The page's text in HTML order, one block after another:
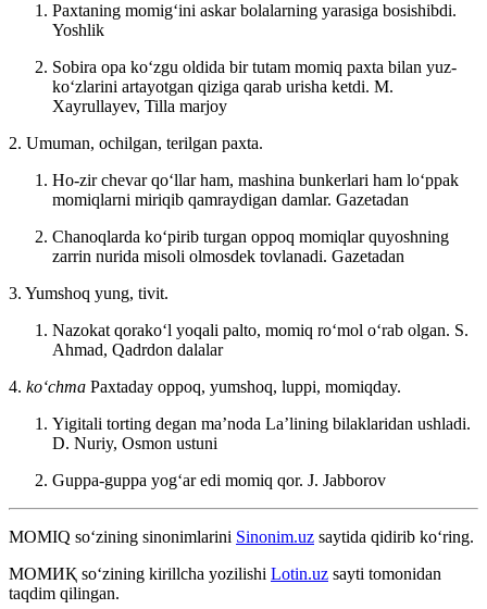
Paxtaning momigʻini askar bolalarning yarasiga bosishibdi.
Yoshlik
Sobira opa koʻzgu oldida bir tutam momiq paxta bilan yuz-
koʻzlarini artayotgan qiziga qarab urisha ketdi. M.
Xayrullayev, Tilla marjoy
2. Umuman, ochilgan, terilgan paxta.
Ho-zir chevar qoʻllar ham, mashina bunkerlari ham loʻppak
momiqlarni miriqib qamraydigan damlar. Gazetadan
Chanoqlarda koʻpirib turgan oppoq momiqlar quyoshning
zarrin nurida misoli olmosdek tovlanadi. Gazetadan
3. Yumshoq yung, tivit.
Nazokat qorakoʻl yoqali palto, momiq roʻmol oʻrab olgan. S.
Ahmad, Qadrdon dalalar
4. koʻchma Paxtaday oppoq, yumshoq, luppi, momiqday.
Yigitali torting degan maʼnoda Laʼlining bilaklaridan ushladi.
D. Nuriy, Osmon ustuni
Guppa-guppa yogʻar edi momiq qor. J. Jabborov
MOMIQ so‘zining sinonimlarini Sinonim.uz saytida qidirib ko‘ring.
МОМИҚ so‘zining kirillcha yozilishi Lotin.uz sayti tomonidan
taqdim qilingan.